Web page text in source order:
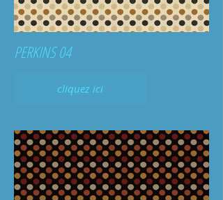
PERKINS 04
cliquez ici